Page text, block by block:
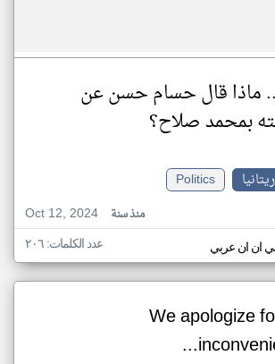
ماذا قال حسام حسن عن
بمحمد صلاح؟
Politics
Oct 12, 2024
منذ سنة
ان ان عربي عدد الكلمات: ٢٠٦
We apologize